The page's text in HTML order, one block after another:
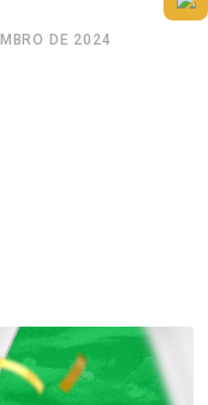
DE 2024